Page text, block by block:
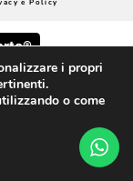
i propri
o come